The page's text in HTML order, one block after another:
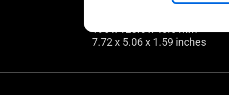
196 x 128.5 x 40.5 mm
7.72 x 5.06 x 1.59 inches